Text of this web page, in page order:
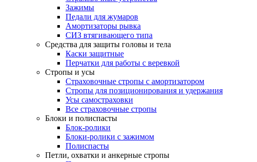
Зажимы
Педали для жумаров
Амортизаторы рывка
СИЗ втягивающего типа
Средства для защиты головы и тела
Каски защитные
Перчатки для работы с веревкой
Стропы и усы
Страховочные стропы с амортизатором
Стропы для позиционирования и удержания
Усы самостраховки
Все страховочные стропы
Блоки и полиспасты
Блок-ролики
Блоки-ролики с зажимом
Полиспасты
Петли, охватки и анкерные стропы